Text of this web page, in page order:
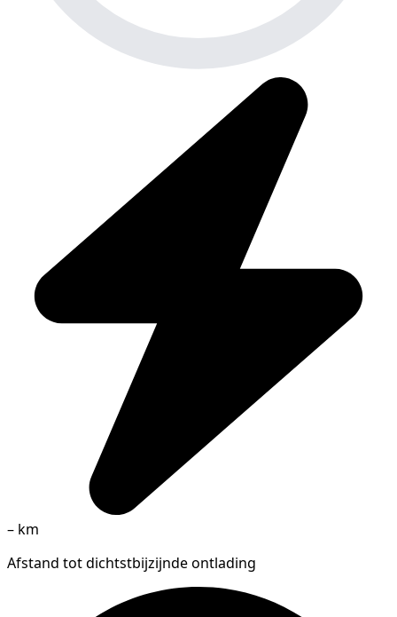
– km
Afstand tot dichtstbijzijnde ontlading